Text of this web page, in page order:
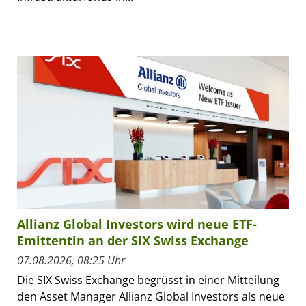
Allianz Global Investors wird neue ETF-
Emittentin an der SIX Swiss Exchange
07.08.2026, 08:25 Uhr
Die SIX Swiss Exchange begrüsst in einer Mitteilung
den Asset Manager Allianz Global Investors als neue